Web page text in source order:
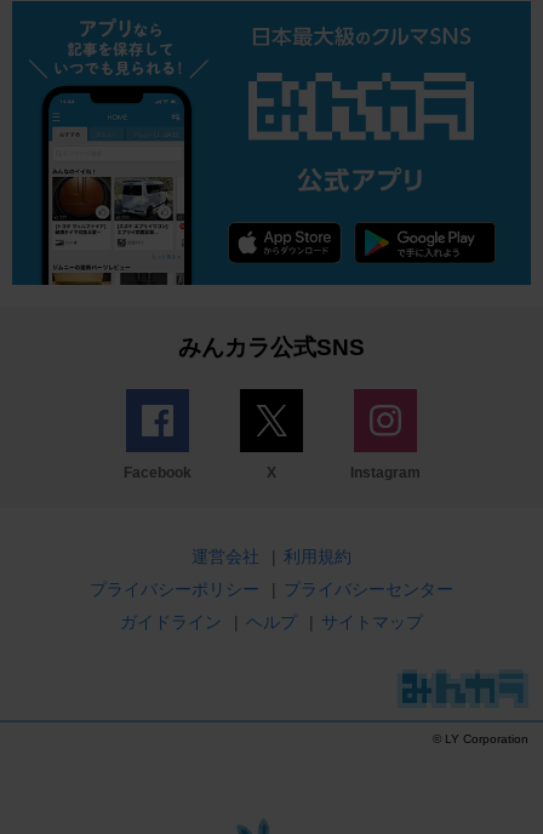
みんカラ公式SNS
Facebook X Instagram
運営会社 | 利用規約
プライバシーポリシー
| プライバシーセンター
ガイドライン
| ヘルプ | サイトマップ
© LY Corporation